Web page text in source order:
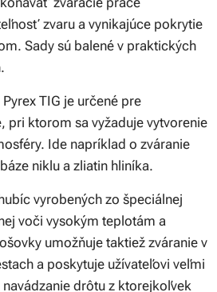
zvaru a vynikajúce pokrytie
Sady sú balené v praktických
TIG je určené pre
pri ktorom sa vyžaduje vytvorenie
Ide napríklad o zváranie
niklu a zliatin hliníka.
vyrobených zo špeciálnej
voči vysokým teplotám a
umožňuje taktiež zváranie v
a poskytuje užívateľovi veľmi
drôtu z ktorejkoľvek